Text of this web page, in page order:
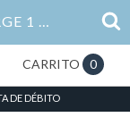
REVISTA BORDADO EXTRA LARGE 1 PARA DECOAGUJA
CARRITO 0
DE DÉBITO